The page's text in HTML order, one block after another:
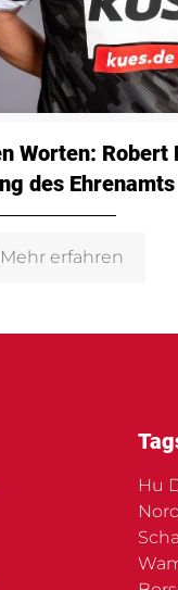
Worten:
des Ehrenamts
Mehr erfahren
Hu